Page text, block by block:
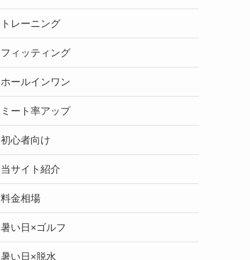
トレーニング
フィッティング
ホールインワン
ミート率アップ
初心者向け
当サイト紹介
料金相場
暑い日×ゴルフ
暑い日×脱水